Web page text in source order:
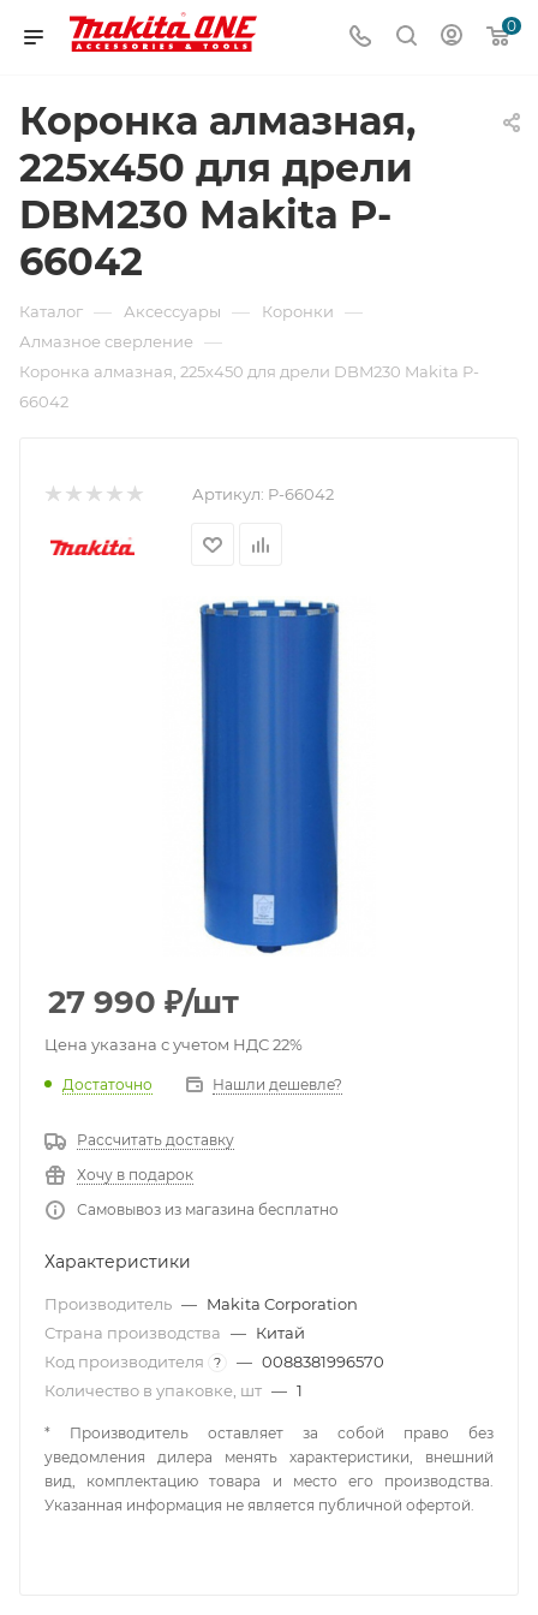
0
Коронка алмазная,
225x450 для дрели
DBM230 Makita P-
66042
Каталог — Аксессуары — Коронки —
Алмазное сверление —
Коронка алмазная, 225x450 для дрели DBM230 Makita P-
66042
Артикул: P-66042
27 990 ₽/шт
Цена указана с учетом НДС 22%
Достаточно Нашли дешевле?
Рассчитать доставку
Хочу в подарок
Самовывоз из магазина бесплатно
Характеристики
Производитель — Makita Corporation
Страна производства — Китай
Код производителя
? — 0088381996570
Количество в упаковке, шт — 1
* Производитель оставляет за собой право без
уведомления дилера менять характеристики, внешний
вид, комплектацию товара и место его производства.
Указанная информация не является публичной офертой.